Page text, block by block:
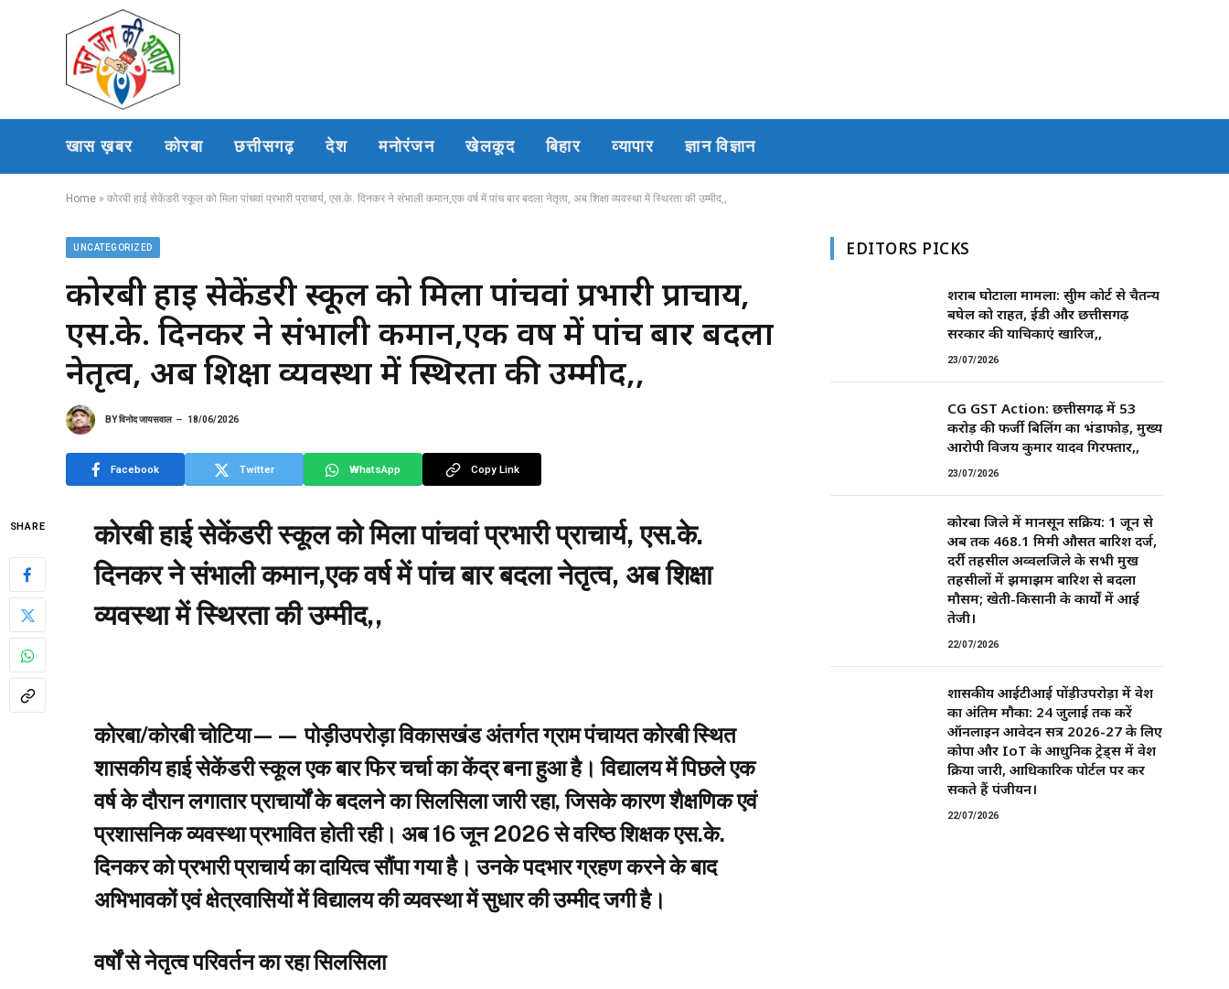
खास ख़बर कोरबा छत्तीसगढ़ देश मनोरंजन खेलकूद बिहार व्यापार ज्ञान विज्ञान
Home » कोरबी हाई सेकेंडरी स्कूल को मिला पांचवां प्रभारी प्राचार्य, एस.के. दिनकर ने संभाली कमान,एक वर्ष में पांच बार बदला नेतृत्व, अब शिक्षा व्यवस्था में स्थिरता की उम्मीद,,
UNCATEGORIZED
कोरबी हाई सेकेंडरी स्कूल को मिला पांचवां प्रभारी प्राचार्य,
एस.के. दिनकर ने संभाली कमान,एक वर्ष में पांच बार बदला
नेतृत्व, अब शिक्षा व्यवस्था में स्थिरता की उम्मीद,,
BYविनोद जायसवाल 18/06/2026
Facebook Twitter WhatsApp Copy Link
SHARE
कोरबी हाई सेकेंडरी स्कूल को मिला पांचवां प्रभारी प्राचार्य, एस.के.
दिनकर ने संभाली कमान,एक वर्ष में पांच बार बदला नेतृत्व, अब शिक्षा
व्यवस्था में स्थिरता की उम्मीद,,
कोरबा/कोरबी चोटिया—— पोड़ीउपरोड़ा विकासखंड अंतर्गत ग्राम पंचायत कोरबी स्थित
शासकीय हाई सेकेंडरी स्कूल एक बार फिर चर्चा का केंद्र बना हुआ है। विद्यालय में पिछले एक
वर्ष के दौरान लगातार प्राचार्यों के बदलने का सिलसिला जारी रहा, जिसके कारण शैक्षणिक एवं
प्रशासनिक व्यवस्था प्रभावित होती रही। अब 16 जून 2026 से वरिष्ठ शिक्षक एस.के.
दिनकर को प्रभारी प्राचार्य का दायित्व सौंपा गया है। उनके पदभार ग्रहण करने के बाद
अभिभावकों एवं क्षेत्रवासियों में विद्यालय की व्यवस्था में सुधार की उम्मीद जगी है।
वर्षों से नेतृत्व परिवर्तन का रहा सिलसिला
EDITORS PICKS
शराब घोटाला मामला: सुप्रीम कोर्ट से चैतन्य
बघेल को राहत, ईडी और छत्तीसगढ़
सरकार की याचिकाएं खारिज,,
23/07/2026
CG GST Action: छत्तीसगढ़ में 53
करोड़ की फर्जी बिलिंग का भंडाफोड़, मुख्य
आरोपी विजय कुमार यादव गिरफ्तार,,
23/07/2026
कोरबा जिले में मानसून सक्रिय: 1 जून से
अब तक 468.1 मिमी औसत बारिश दर्ज,
दर्री तहसील अव्वलजिले के सभी प्रमुख
तहसीलों में झमाझम बारिश से बदला
मौसम; खेती-किसानी के कार्यों में आई
तेजी।
22/07/2026
शासकीय आईटीआई पोंड़ीउपरोड़ा में प्रवेश
का अंतिम मौका: 24 जुलाई तक करें
ऑनलाइन आवेदन सत्र 2026-27 के लिए
कोपा और IoT के आधुनिक ट्रेड्स में प्रवेश
प्रक्रिया जारी, आधिकारिक पोर्टल पर कर
सकते हैं पंजीयन।
22/07/2026